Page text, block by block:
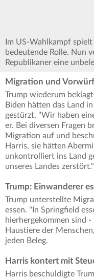
Im US-Wahlkampf
bedeutende Rolle. Nun
Republikaner eine
Migration und
Trump wiederum
Biden hätten das Land
gestürzt. "Wir haben
er. Bei diversen Fragen
Migration auf und
Harris, sie hätten
unkontrolliert ins Land
unseres Landes zerstört."
Trump: Einwanderer
Trump unterstellte
essen. "In Springfield
hierhergekommen sind -
Haustiere der
jeden Beleg.
Harris kontert mit
Harris beschuldigte